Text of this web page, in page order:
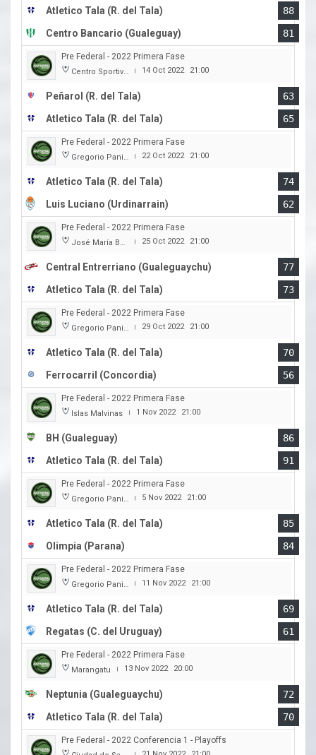
Atletico Tala (R. del Tala)
88
Centro Bancario (Gualeguay)
81
Pre Federal - 2022 Primera Fase
Centro Sportivo Peñarol | 14 Oct 2022 21:00
Peñarol (R. del Tala)
63
Atletico Tala (R. del Tala)
65
Pre Federal - 2022 Primera Fase
Gregorio Panizza | 22 Oct 2022 21:00
Atletico Tala (R. del Tala)
74
Luis Luciano (Urdinarrain)
62
Pre Federal - 2022 Primera Fase
José María Bertora | 25 Oct 2022 21:00
Central Entrerriano (Gualeguaychu)
77
Atletico Tala (R. del Tala)
73
Pre Federal - 2022 Primera Fase
Gregorio Panizza | 29 Oct 2022 21:00
Atletico Tala (R. del Tala)
70
Ferrocarril (Concordia)
56
Pre Federal - 2022 Primera Fase
Islas Malvinas | 1 Nov 2022 21:00
BH (Gualeguay)
86
Atletico Tala (R. del Tala)
91
Pre Federal - 2022 Primera Fase
Gregorio Panizza | 5 Nov 2022 21:00
Atletico Tala (R. del Tala)
85
Olimpia (Parana)
84
Pre Federal - 2022 Primera Fase
Gregorio Panizza | 11 Nov 2022 21:00
Atletico Tala (R. del Tala)
69
Regatas (C. del Uruguay)
61
Pre Federal - 2022 Primera Fase
Marangatu | 13 Nov 2022 20:00
Neptunia (Gualeguaychu)
72
Atletico Tala (R. del Tala)
70
Pre Federal - 2022 Conferencia 1 - Playoffs